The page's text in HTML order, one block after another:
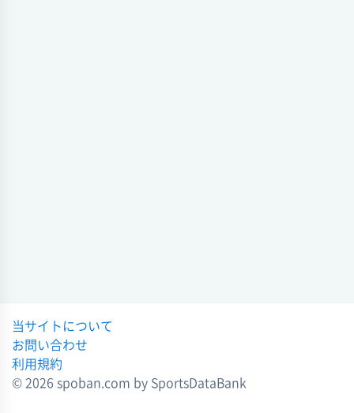
当サイトについて
お問い合わせ
利用規約
© 2026 spoban.com by SportsDataBank